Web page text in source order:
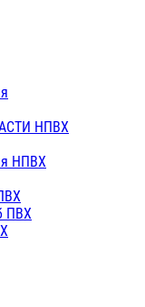
НПВХ
НПВХ
ПВХ